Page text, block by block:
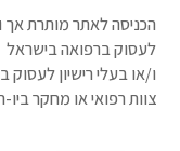
Functional
הכניסה לאתר מותרת אך
לעסוק ברפואה בישראל
ו/או בעלי רישיון
צוות רפואי או מחקר ביו-